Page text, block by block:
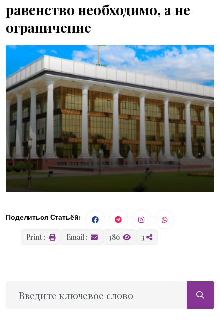
равенство необходимо, а не
ограничение
Поделиться Статьёй:
Print : Email : 386 3